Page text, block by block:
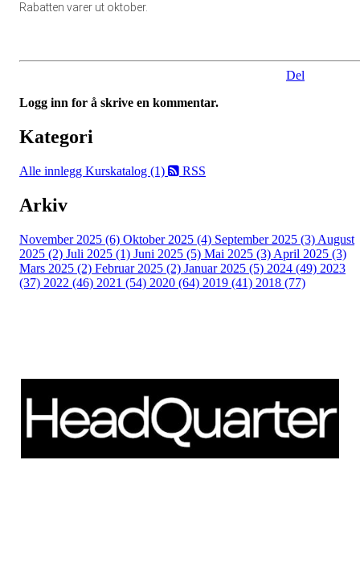
Rabatten varer ut oktober.
Del
Logg inn for å skrive en kommentar.
Kategori
Alle innlegg Kurskatalog (1) RSS
Arkiv
November 2025 (6) Oktober 2025 (4) September 2025 (3) August
2025 (2) Juli 2025 (1) Juni 2025 (5) Mai 2025 (3) April 2025 (3)
Mars 2025 (2) Februar 2025 (2) Januar 2025 (5) 2024 (49) 2023
(37) 2022 (46) 2021 (54) 2020 (64) 2019 (41) 2018 (77)